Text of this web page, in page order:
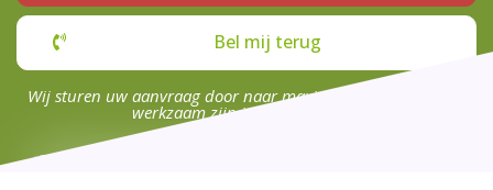
Bel mij terug
Wij sturen uw aanvraag door naar maximaal 4 bedrijven die
werkzaam zijn in uw omgeving.